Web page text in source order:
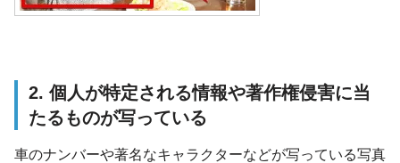
2. 個人が特定される情報や著作権侵害に当
たるものが写っている
車のナンバーや著名なキャラクターなどが写っている写真